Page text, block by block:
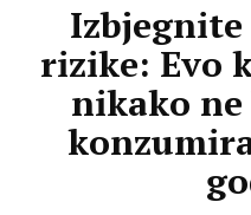
Izbjegnite
rizike: Evo
nikako